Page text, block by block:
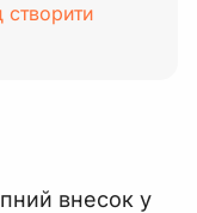
створити
внесок у